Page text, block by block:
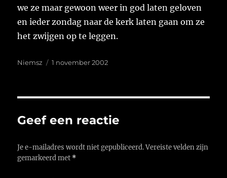
we ze maar gewoon weer in god laten geloven
en ieder zondag naar de kerk laten gaan om ze
het zwijgen op te leggen.
Auteur
Niemsz
Geplaatst
1 november 2002
Geef een reactie
Je e-mailadres wordt niet gepubliceerd. Vereiste velden zijn
gemarkeerd met *